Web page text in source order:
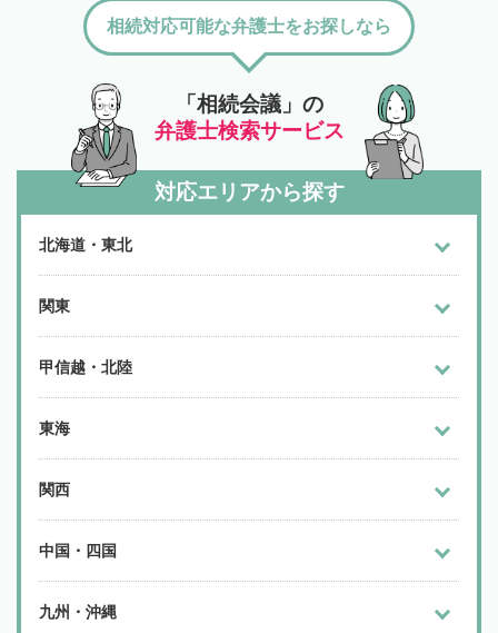
「相続会議」の
弁護士検索サービス
相続対応可能な弁護士をお探しなら
対応エリアから探す
北海道・東北
関東
甲信越・北陸
東海
関西
中国・四国
九州・沖縄